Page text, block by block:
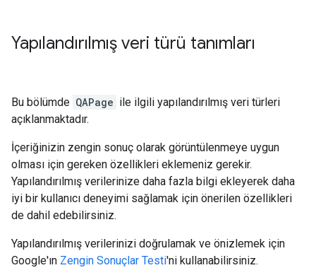
Yapılandırılmış veri türü tanımları
Bu bölümde QAPage ile ilgili yapılandırılmış veri türleri
açıklanmaktadır.
İçeriğinizin zengin sonuç olarak görüntülenmeye uygun
olması için gereken özellikleri eklemeniz gerekir.
Yapılandırılmış verilerinize daha fazla bilgi ekleyerek daha
iyi bir kullanıcı deneyimi sağlamak için önerilen özellikleri
de dahil edebilirsiniz.
Yapılandırılmış verilerinizi doğrulamak ve önizlemek için
Google'ın Zengin Sonuçlar Testi'ni kullanabilirsiniz.